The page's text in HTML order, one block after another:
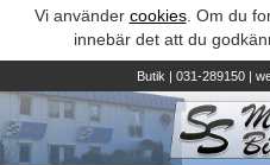
Vi använder cookies. Om du
innebär det att du
Butik| 031-289150 |